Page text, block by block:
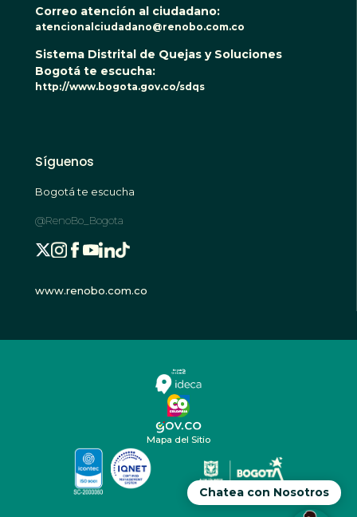
Chatea con Nosotros
Correo atención al ciudadano:
atencionalciudadano@renobo.com.co
Sistema Distrital de Quejas y Soluciones
Bogotá te escucha:
http://www.bogota.gov.co/sdqs
Síguenos
Bogotá te escucha
@RenoBo_Bogota
www.renobo.com.co
Mapa del Sitio